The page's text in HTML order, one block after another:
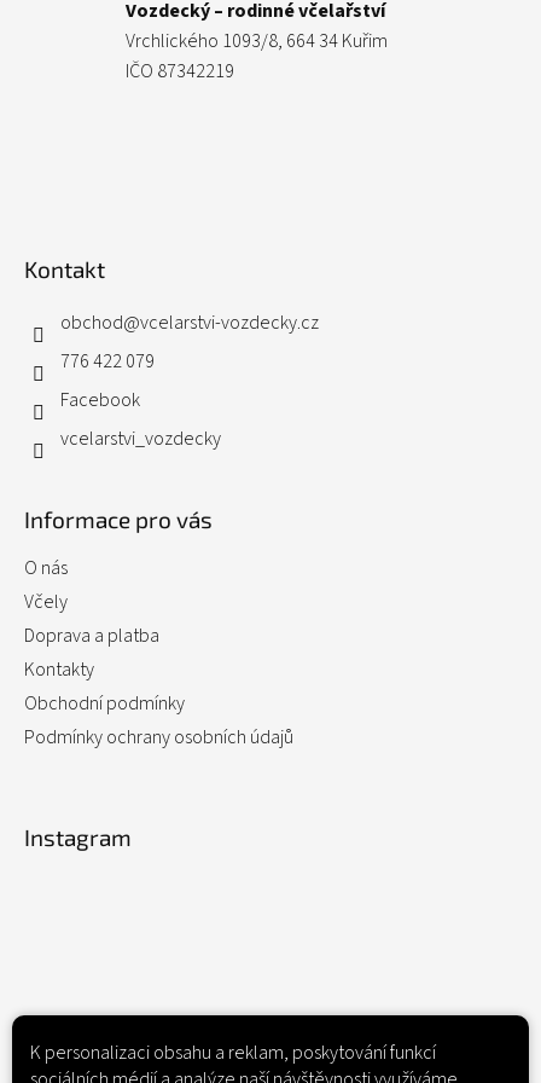
K personalizaci obsahu a reklam, poskytování funkcí
Vozdecký – rodinné včelařství
Vrchlického 1093/8, 664 34 Kuřim
IČO 87342219
Kontakt
obchod@vcelarstvi-vozdecky.cz
776 422 079
Facebook
vcelarstvi_vozdecky
Informace pro vás
O nás
Včely
Doprava a platba
Kontakty
Obchodní podmínky
Podmínky ochrany osobních údajů
Instagram